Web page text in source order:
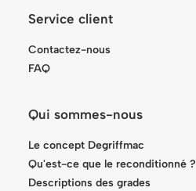
Service client
Contactez-nous
FAQ
Qui sommes-nous
Le concept Degriffmac
Qu'est-ce que le reconditionné ?
Descriptions des grades